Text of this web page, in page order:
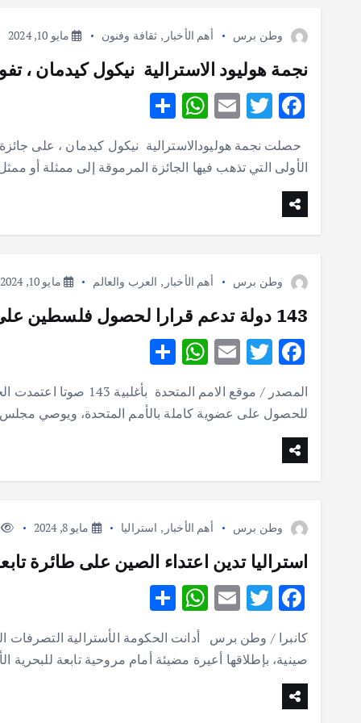
وطن برس أهم الأخبار , ثقافة وفنون مايو 10, 2024
نجمة هوليود الاسترالية نيكول كيدمان ،
F
e
b
o
T
it
te
E
m
ai
l
W
at
s
p
ar
e
حصلت نجمة هوليودالاسترالية نيكول كيدمان ، على جائزة
الأولى التي تذهب فيها الجائزة المرموقة إلى ممثلة أو
وطن برس أهم الأخبار , العرب والعالم مايو 10, 2024
143 دولة تدعم قرارا لحصول فلسطين على عضوية كاملة بالأمم المتحدة
F
e
b
o
T
it
te
E
m
ai
l
W
at
s
p
h
ar
e
المصدر / موقع الامم
للحصول على عضوية كاملة بالأمم المتحدة، ويوصي
وطن برس أهم الأخبار , استراليا مايو 8, 2024 15 views
استراليا تدين اعتداء الصين على طائرة
F
e
b
T
it
te
E
m
ai
l
W
h
at
s
h
ar
e
كانبرا / وطن برس أدانت الحكومة الأسترالية التصرفات
صينية، بإطلاقها أعيرة مضيئة أمام مروحية تابعة للبحرية